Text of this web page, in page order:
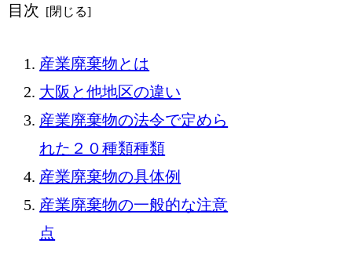
目次
産業廃棄物とは
大阪と他地区の違い
産業廃棄物の法令で定めら
れた２０種類種類
産業廃棄物の具体例
産業廃棄物の一般的な注意
点